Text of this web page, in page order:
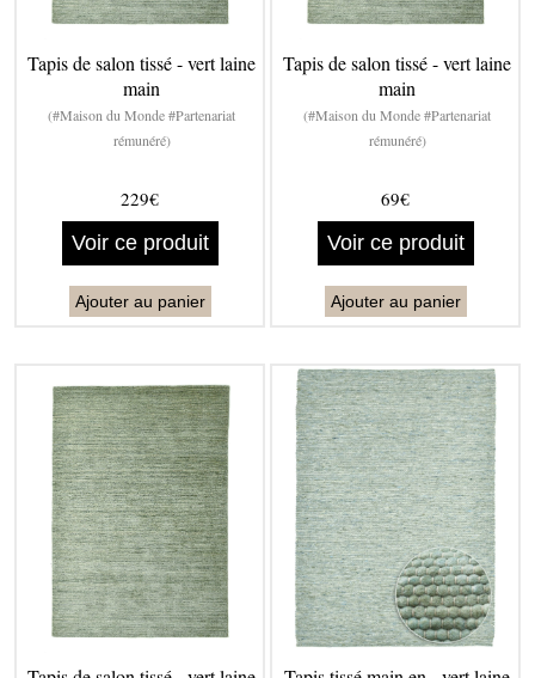
Tapis de salon tissé - vert laine
main
(#Maison du Monde #Partenariat
rémunéré)
229€
Voir ce produit
Ajouter au panier
Tapis de salon tissé - vert laine
main
(#Maison du Monde #Partenariat
rémunéré)
69€
Voir ce produit
Ajouter au panier